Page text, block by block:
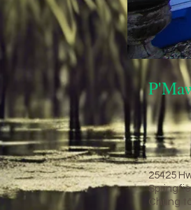
25425
Chúng